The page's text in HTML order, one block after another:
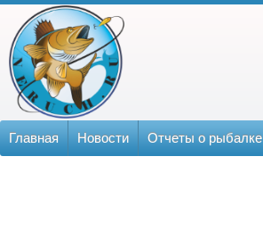
Главная Новости Отчеты о рыбалке